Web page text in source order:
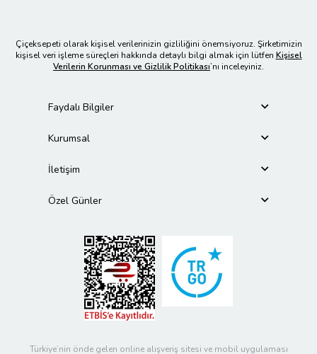
Çiçeksepeti olarak kişisel verilerinizin gizliliğini önemsiyoruz. Şirketimizin
kişisel veri işleme süreçleri hakkında detaylı bilgi almak için lütfen Kişisel
Verilerin Korunması ve Gizlilik Politikası’nı inceleyiniz.
Faydalı Bilgiler
Kurumsal
İletişim
Özel Günler
Türkiye’nin önde gelen online alışveriş sitesi ve mobil uygulaması